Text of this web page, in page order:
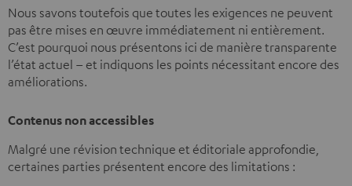
Nous savons toutefois que toutes les exigences ne peuvent
pas être mises en œuvre immédiatement ni entièrement.
C’est pourquoi nous présentons ici de manière transparente
l’état actuel – et indiquons les points nécessitant encore des
améliorations.
Contenus non accessibles
Malgré une révision technique et éditoriale approfondie,
certaines parties présentent encore des limitations :